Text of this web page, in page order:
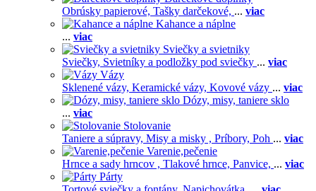
Obrúsky papierové, Tašky darčekové, ... viac
Kahance a náplne
... viac
Sviečky a svietniky
Sviečky, Svietníky a podložky pod sviečky ... viac
Vázy
Sklenené vázy, Keramické vázy, Kovové vázy ... viac
Dózy, misy, taniere sklo
... viac
Stolovanie
Taniere a súpravy, Misy a misky , Príbory, Poh ... viac
Varenie,pečenie
Hrnce a sady hrncov , Tlakové hrnce, Panvice, ... viac
Párty